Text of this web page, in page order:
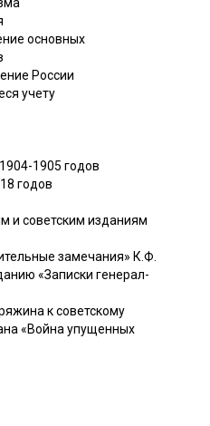
основных
России
учету
1905 годов
годов
и советским изданиям
замечания» К.Ф.
«Записки генерал-
к советскому
«Война упущенных